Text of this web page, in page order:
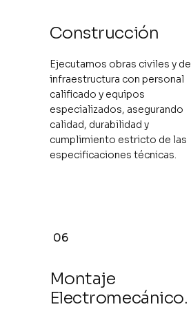
Construcción
Ejecutamos obras civiles y de
infraestructura con personal
calificado y equipos
especializados, asegurando
calidad, durabilidad y
cumplimiento estricto de las
especificaciones técnicas.
06
Montaje
Electromecánico.